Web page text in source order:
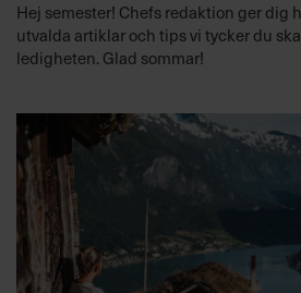
Hej semester! Chefs redaktion ger dig
utvalda artiklar och tips vi tycker du
ledigheten. Glad sommar!